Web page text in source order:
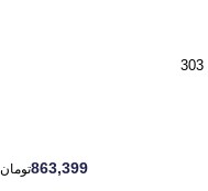
303
863,399تومان